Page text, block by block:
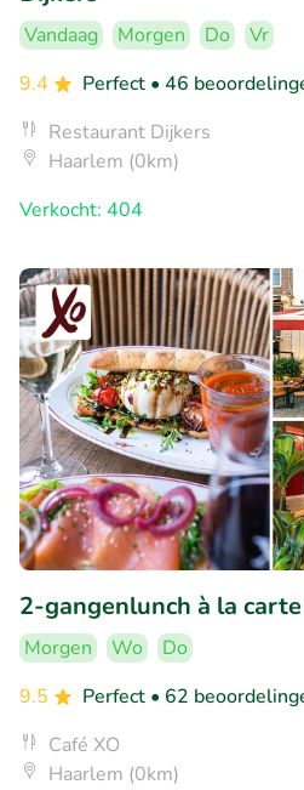
Vandaag Morgen Do
Vr
9.4
Perfect • 46
Restaurant Dijkers
Haarlem (0km)
Verkocht: 404
2-gangenlunch à la
Morgen Wo
Do
9.5
Perfect • 62
Café XO
Haarlem (0km)